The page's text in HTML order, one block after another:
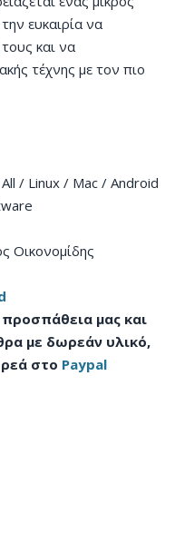
ευκαιρία να
και να
τέχνης με τον πιο
/ Linux / Mac / Android
Οικονομίδης
προσπάθεια μας και
με δωρεάν υλικό,
στο Paypal